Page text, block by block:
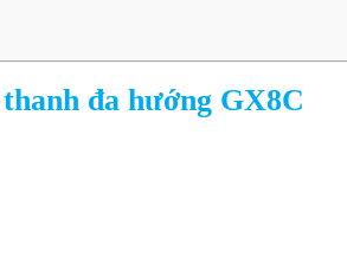
đa hướng GX8C